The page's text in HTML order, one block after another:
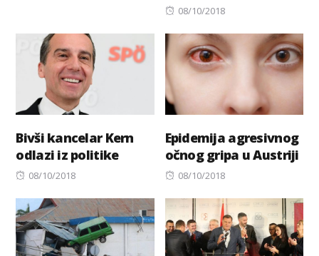
Posted
08/10/2018
Bivši kancelar Kern
odlazi iz politike
Posted
08/10/2018
Epidemija agresivnog
očnog gripa u Austriji
Posted
08/10/2018